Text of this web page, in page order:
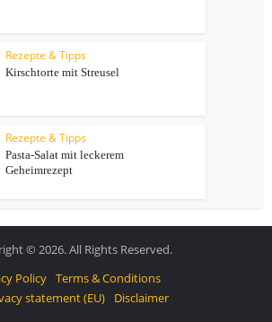
Rezepte & Tipps
Kirschtorte mit Streusel
Rezepte & Tipps
Pasta-Salat mit leckerem
Geheimrezept
© 2026. All Rights Reserved.
Policy Terms & Conditions
statement (EU) Disclaimer